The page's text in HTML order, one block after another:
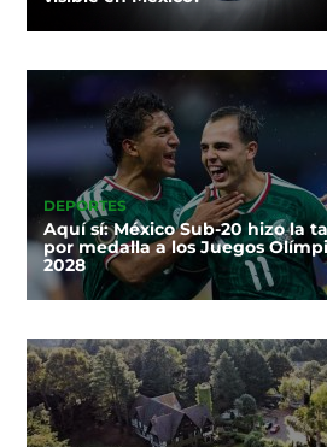
DEPORTES
Aquí sí: México Sub-20 hizo la
por medalla a los Juegos
2028